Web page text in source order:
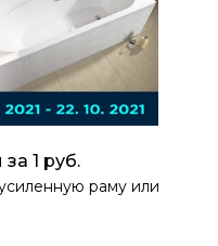
1 руб.
раму или